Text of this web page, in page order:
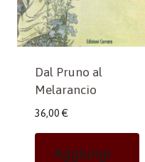
Dal Pruno al
Melarancio
36,00 €
Aggiungi